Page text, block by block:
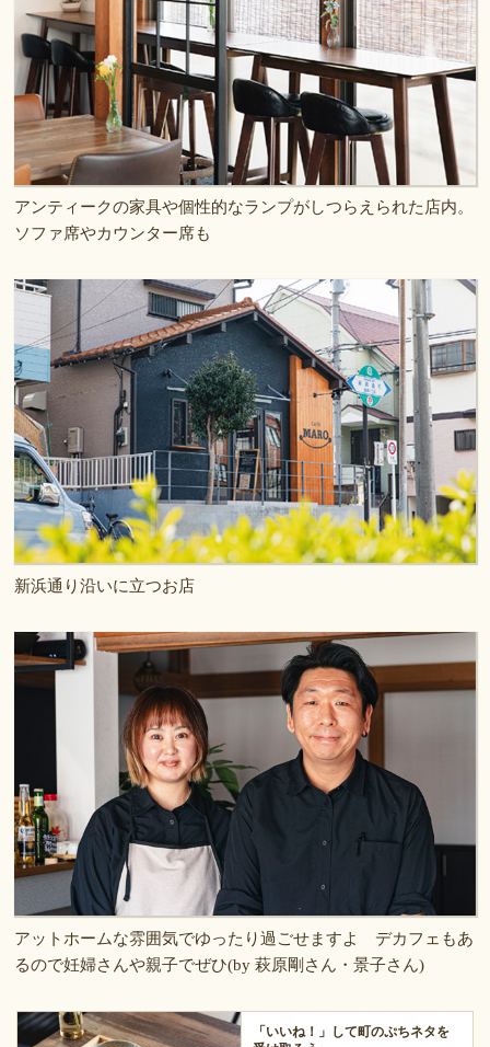
アンティークの家具や個性的なランプがしつらえられた店内。
ソファ席やカウンター席も
新浜通り沿いに立つお店
アットホームな雰囲気でゆったり過ごせますよ デカフェもあ
るので妊婦さんや親子でぜひ(by 萩原剛さん・景子さん)
「いいね！」して町のぷちネタを